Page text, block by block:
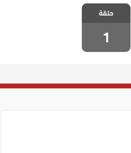
مسلسل وجع
القلب الحلقة 1
حلقة
1